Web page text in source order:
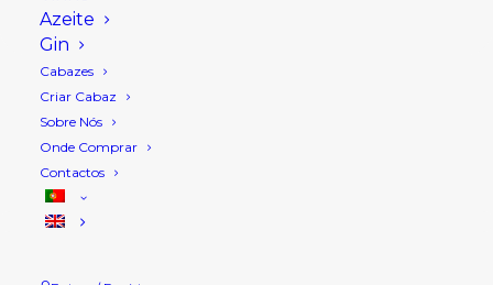
Azeite
Gin
Cabazes
Criar Cabaz
Sobre Nós
Onde Comprar
Contactos
HTTP://SABORESSANTACLARA.COM
ANTES DE PREMIR A TECLA “CONFIRMAR
ENCOMENDA E PROSSEGUIR PARA
ENCOMENDA, DEVERÁ LER ATENTAMENTE